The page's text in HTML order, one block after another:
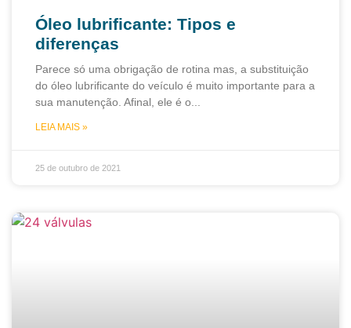
Óleo lubrificante: Tipos e
diferenças
Parece só uma obrigação de rotina mas, a substituição
do óleo lubrificante do veículo é muito importante para a
sua manutenção. Afinal, ele é o
LEIA MAIS »
25 de outubro de 2021